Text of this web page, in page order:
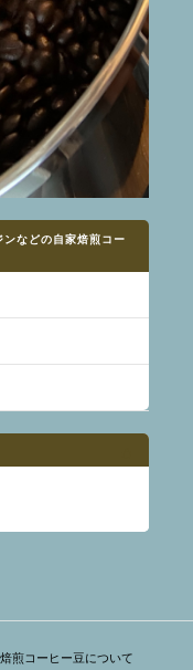
などの自家焙煎コー
煎コーヒー豆について